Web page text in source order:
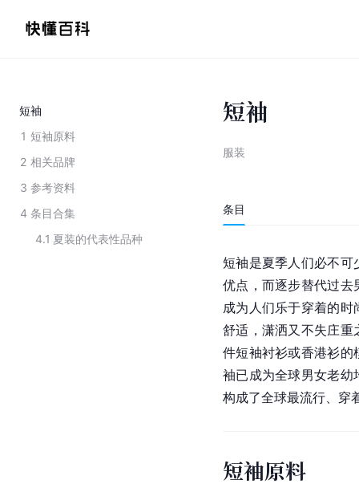
短袖
1 短袖原料
2 相关品牌
3 参考资料
4 条目合集
4.1 夏装的代表性品种
短袖
服装
条目
短袖是夏季人们必不可
优点，而逐步替代过去
成为人们乐于穿着的
舒适，潇洒又不失庄重
件短袖衬衫或香港衫的
袖已成为全球男女老幼
构成了全球最流行、穿
短袖原料